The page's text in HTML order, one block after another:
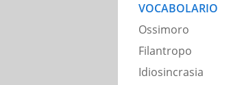
VOCABOLARIO
Ossimoro
Filantropo
Idiosincrasia